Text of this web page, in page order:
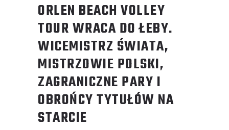
ORLEN BEACH VOLLEY
TOUR WRACA DO ŁEBY.
WICEMISTRZ ŚWIATA,
MISTRZOWIE POLSKI,
ZAGRANICZNE PARY I
OBROŃCY TYTUŁÓW NA
STARCIE